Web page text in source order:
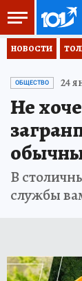
НОВОСТИ
ОБЩЕСТВО 24
Не
В
службы